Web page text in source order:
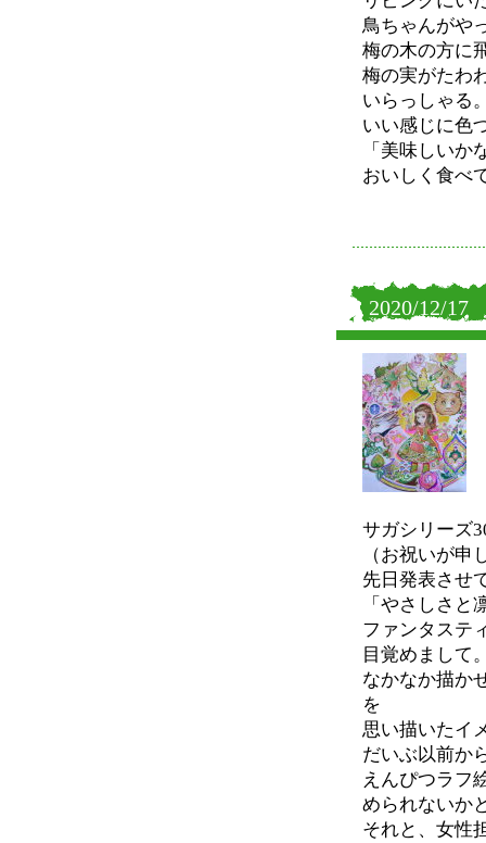
鳥ちゃんがや
梅の木の方に
梅の実がたわ
いらっしゃる
いい感じに色
「美味しい
おいしく食べ
2020/12/17
サガシリーズ
（お祝いが
先日発表させ
「やさしさと
ファンタステ
目覚めまして
なかなか描か
を
思い描いたイ
だいぶ以前か
えんぴつラフ
められないか
それと、女性